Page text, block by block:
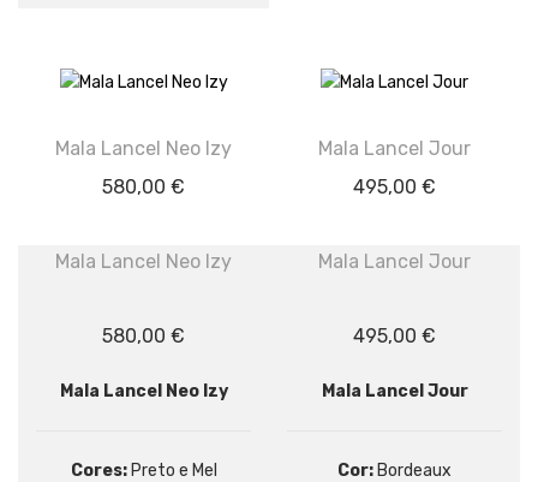
Mala Lancel Neo Izy
580,00 €
Mala Lancel Neo Izy
580,00 €
Mala Lancel Neo Izy
Cores:Preto e Mel
Mala Lancel Jour
495,00 €
Mala Lancel Jour
495,00 €
Mala Lancel Jour
Cor: Bordeaux